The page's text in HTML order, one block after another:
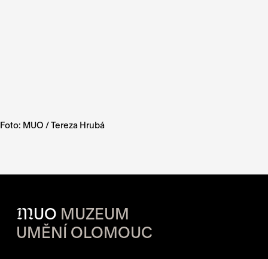
MUO MUZEUM
UMĚNÍ OLOMOUC